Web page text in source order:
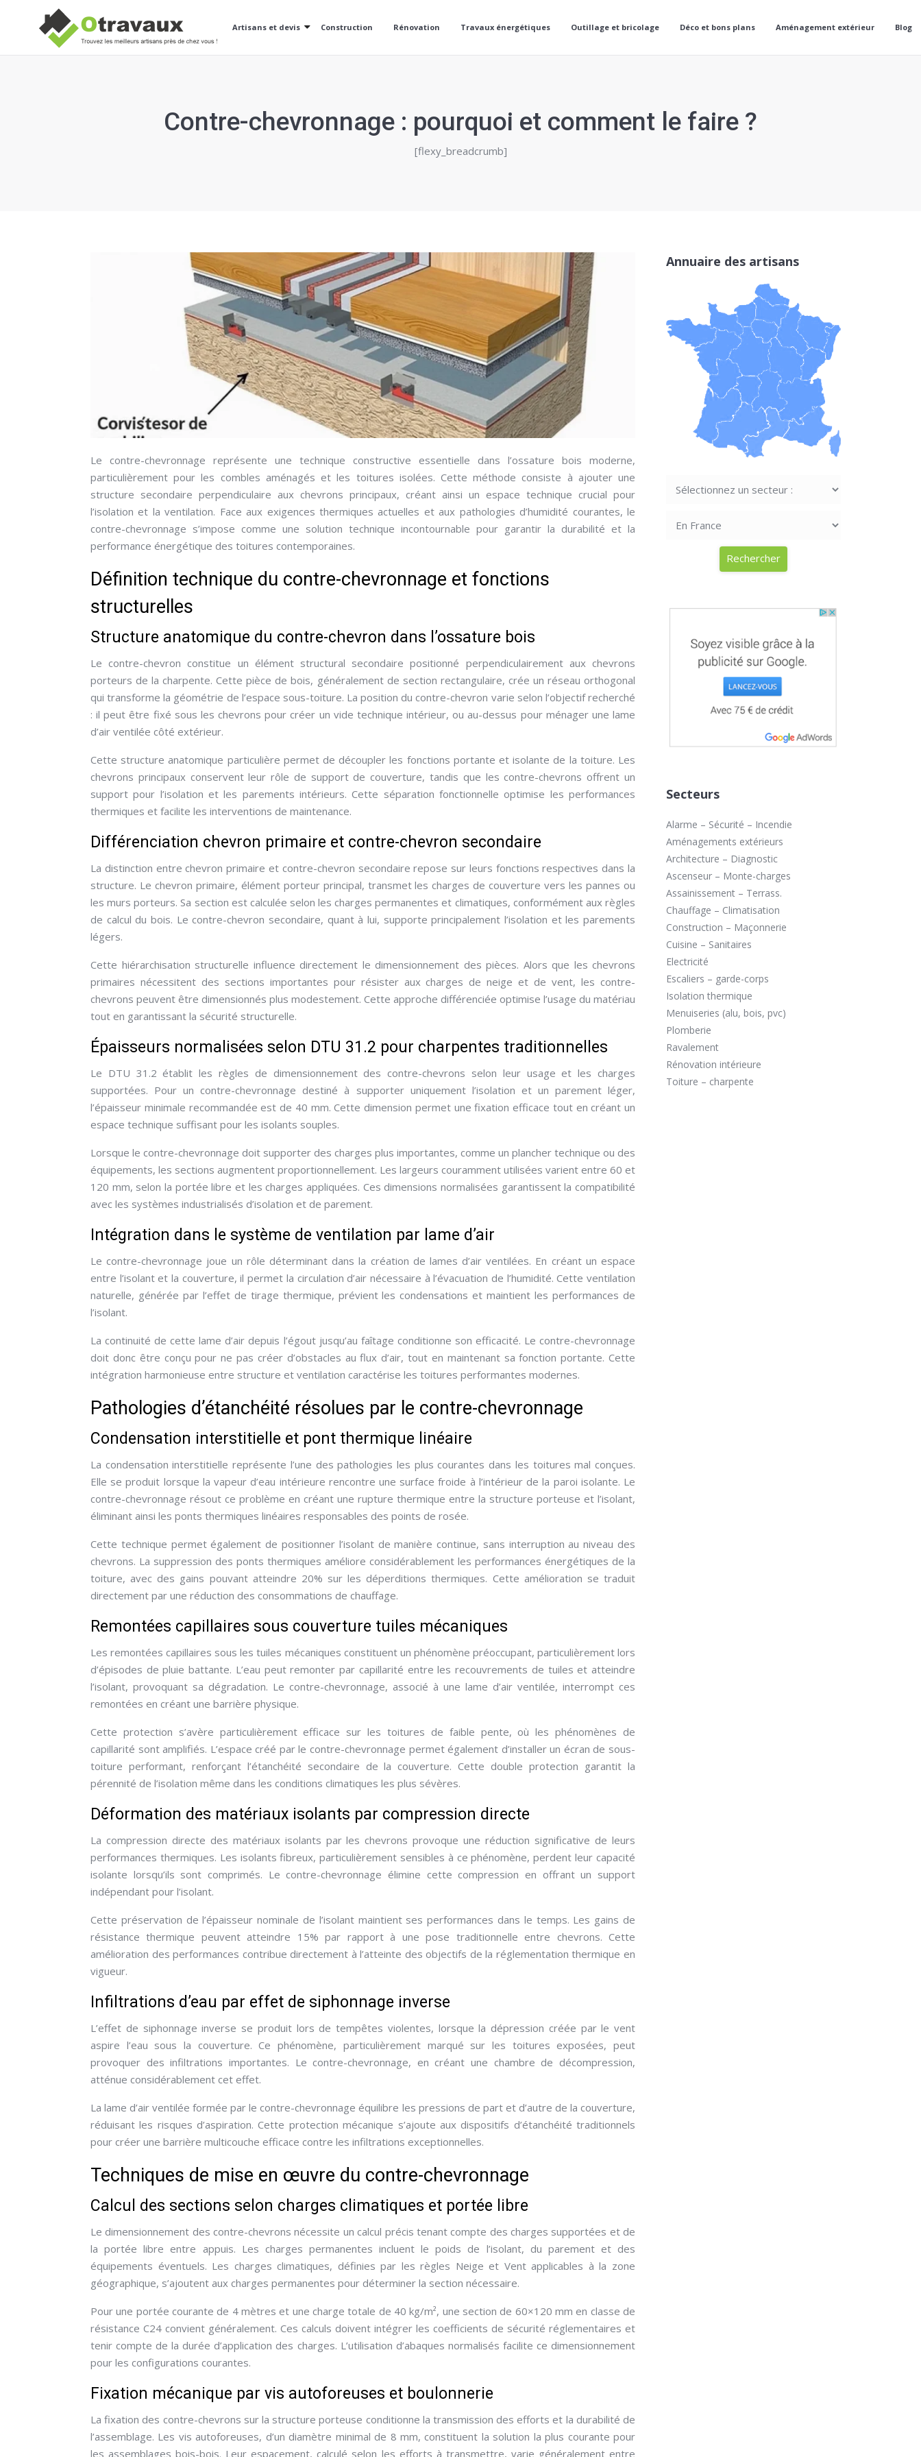
Artisans et devis Construction Rénovation Travaux énergétiques Outillage et bricolage Déco et bons plans Aménagement extérieur Blog
Contre-chevronnage : pourquoi et comment le faire ?
[flexy_breadcrumb]
Le contre-chevronnage représente une technique constructive essentielle dans l’ossature bois moderne,
particulièrement pour les combles aménagés et les toitures isolées. Cette méthode consiste à ajouter une
structure secondaire perpendiculaire aux chevrons principaux, créant ainsi un espace technique crucial pour
l’isolation et la ventilation. Face aux exigences thermiques actuelles et aux pathologies d’humidité courantes, le
contre-chevronnage s’impose comme une solution technique incontournable pour garantir la durabilité et la
performance énergétique des toitures contemporaines.
Définition technique du contre-chevronnage et fonctions
structurelles
Structure anatomique du contre-chevron dans l’ossature bois
Le contre-chevron constitue un élément structural secondaire positionné perpendiculairement aux chevrons
porteurs de la charpente. Cette pièce de bois, généralement de section rectangulaire, crée un réseau orthogonal
qui transforme la géométrie de l’espace sous-toiture. La position du contre-chevron varie selon l’objectif recherché
: il peut être fixé sous les chevrons pour créer un vide technique intérieur, ou au-dessus pour ménager une lame
d’air ventilée côté extérieur.
Cette structure anatomique particulière permet de découpler les fonctions portante et isolante de la toiture. Les
chevrons principaux conservent leur rôle de support de couverture, tandis que les contre-chevrons offrent un
support pour l’isolation et les parements intérieurs. Cette séparation fonctionnelle optimise les performances
thermiques et facilite les interventions de maintenance.
Différenciation chevron primaire et contre-chevron secondaire
La distinction entre chevron primaire et contre-chevron secondaire repose sur leurs fonctions respectives dans la
structure. Le chevron primaire, élément porteur principal, transmet les charges de couverture vers les pannes ou
les murs porteurs. Sa section est calculée selon les charges permanentes et climatiques, conformément aux règles
de calcul du bois. Le contre-chevron secondaire, quant à lui, supporte principalement l’isolation et les parements
légers.
Cette hiérarchisation structurelle influence directement le dimensionnement des pièces. Alors que les chevrons
primaires nécessitent des sections importantes pour résister aux charges de neige et de vent, les contre-
chevrons peuvent être dimensionnés plus modestement. Cette approche différenciée optimise l’usage du matériau
tout en garantissant la sécurité structurelle.
Épaisseurs normalisées selon DTU 31.2 pour charpentes traditionnelles
Le DTU 31.2 établit les règles de dimensionnement des contre-chevrons selon leur usage et les charges
supportées. Pour un contre-chevronnage destiné à supporter uniquement l’isolation et un parement léger,
l’épaisseur minimale recommandée est de 40 mm. Cette dimension permet une fixation efficace tout en créant un
espace technique suffisant pour les isolants souples.
Lorsque le contre-chevronnage doit supporter des charges plus importantes, comme un plancher technique ou des
équipements, les sections augmentent proportionnellement. Les largeurs couramment utilisées varient entre 60 et
120 mm, selon la portée libre et les charges appliquées. Ces dimensions normalisées garantissent la compatibilité
avec les systèmes industrialisés d’isolation et de parement.
Intégration dans le système de ventilation par lame d’air
Le contre-chevronnage joue un rôle déterminant dans la création de lames d’air ventilées. En créant un espace
entre l’isolant et la couverture, il permet la circulation d’air nécessaire à l’évacuation de l’humidité. Cette ventilation
naturelle, générée par l’effet de tirage thermique, prévient les condensations et maintient les performances de
l’isolant.
La continuité de cette lame d’air depuis l’égout jusqu’au faîtage conditionne son efficacité. Le contre-chevronnage
doit donc être conçu pour ne pas créer d’obstacles au flux d’air, tout en maintenant sa fonction portante. Cette
intégration harmonieuse entre structure et ventilation caractérise les toitures performantes modernes.
Pathologies d’étanchéité résolues par le contre-chevronnage
Condensation interstitielle et pont thermique linéaire
La condensation interstitielle représente l’une des pathologies les plus courantes dans les toitures mal conçues.
Elle se produit lorsque la vapeur d’eau intérieure rencontre une surface froide à l’intérieur de la paroi isolante. Le
contre-chevronnage résout ce problème en créant une rupture thermique entre la structure porteuse et l’isolant,
éliminant ainsi les ponts thermiques linéaires responsables des points de rosée.
Cette technique permet également de positionner l’isolant de manière continue, sans interruption au niveau des
chevrons. La suppression des ponts thermiques améliore considérablement les performances énergétiques de la
toiture, avec des gains pouvant atteindre 20% sur les déperditions thermiques. Cette amélioration se traduit
directement par une réduction des consommations de chauffage.
Remontées capillaires sous couverture tuiles mécaniques
Les remontées capillaires sous les tuiles mécaniques constituent un phénomène préoccupant, particulièrement lors
d’épisodes de pluie battante. L’eau peut remonter par capillarité entre les recouvrements de tuiles et atteindre
l’isolant, provoquant sa dégradation. Le contre-chevronnage, associé à une lame d’air ventilée, interrompt ces
remontées en créant une barrière physique.
Cette protection s’avère particulièrement efficace sur les toitures de faible pente, où les phénomènes de
capillarité sont amplifiés. L’espace créé par le contre-chevronnage permet également d’installer un écran de sous-
toiture performant, renforçant l’étanchéité secondaire de la couverture. Cette double protection garantit la
pérennité de l’isolation même dans les conditions climatiques les plus sévères.
Déformation des matériaux isolants par compression directe
La compression directe des matériaux isolants par les chevrons provoque une réduction significative de leurs
performances thermiques. Les isolants fibreux, particulièrement sensibles à ce phénomène, perdent leur capacité
isolante lorsqu’ils sont comprimés. Le contre-chevronnage élimine cette compression en offrant un support
indépendant pour l’isolant.
Cette préservation de l’épaisseur nominale de l’isolant maintient ses performances dans le temps. Les gains de
résistance thermique peuvent atteindre 15% par rapport à une pose traditionnelle entre chevrons. Cette
amélioration des performances contribue directement à l’atteinte des objectifs de la réglementation thermique en
vigueur.
Infiltrations d’eau par effet de siphonnage inverse
L’effet de siphonnage inverse se produit lors de tempêtes violentes, lorsque la dépression créée par le vent
aspire l’eau sous la couverture. Ce phénomène, particulièrement marqué sur les toitures exposées, peut
provoquer des infiltrations importantes. Le contre-chevronnage, en créant une chambre de décompression,
atténue considérablement cet effet.
La lame d’air ventilée formée par le contre-chevronnage équilibre les pressions de part et d’autre de la couverture,
réduisant les risques d’aspiration. Cette protection mécanique s’ajoute aux dispositifs d’étanchéité traditionnels
pour créer une barrière multicouche efficace contre les infiltrations exceptionnelles.
Techniques de mise en œuvre du contre-chevronnage
Calcul des sections selon charges climatiques et portée libre
Le dimensionnement des contre-chevrons nécessite un calcul précis tenant compte des charges supportées et de
la portée libre entre appuis. Les charges permanentes incluent le poids de l’isolant, du parement et des
équipements éventuels. Les charges climatiques, définies par les règles Neige et Vent applicables à la zone
géographique, s’ajoutent aux charges permanentes pour déterminer la section nécessaire.
Pour une portée courante de 4 mètres et une charge totale de 40 kg/m², une section de 60×120 mm en classe de
résistance C24 convient généralement. Ces calculs doivent intégrer les coefficients de sécurité réglementaires et
tenir compte de la durée d’application des charges. L’utilisation d’abaques normalisés facilite ce dimensionnement
pour les configurations courantes.
Fixation mécanique par vis autoforeuses et boulonnerie
La fixation des contre-chevrons sur la structure porteuse conditionne la transmission des efforts et la durabilité de
l’assemblage. Les vis autoforeuses, d’un diamètre minimal de 8 mm, constituent la solution la plus courante pour
les assemblages bois-bois. Leur espacement, calculé selon les efforts à transmettre, varie généralement entre
Annuaire des artisans
Secteurs
Alarme – Sécurité – Incendie
Aménagements extérieurs
Architecture – Diagnostic
Ascenseur – Monte-charges
Assainissement – Terrass.
Chauffage – Climatisation
Construction – Maçonnerie
Cuisine – Sanitaires
Electricité
Escaliers – garde-corps
Isolation thermique
Menuiseries (alu, bois, pvc)
Plomberie
Ravalement
Rénovation intérieure
Toiture – charpente